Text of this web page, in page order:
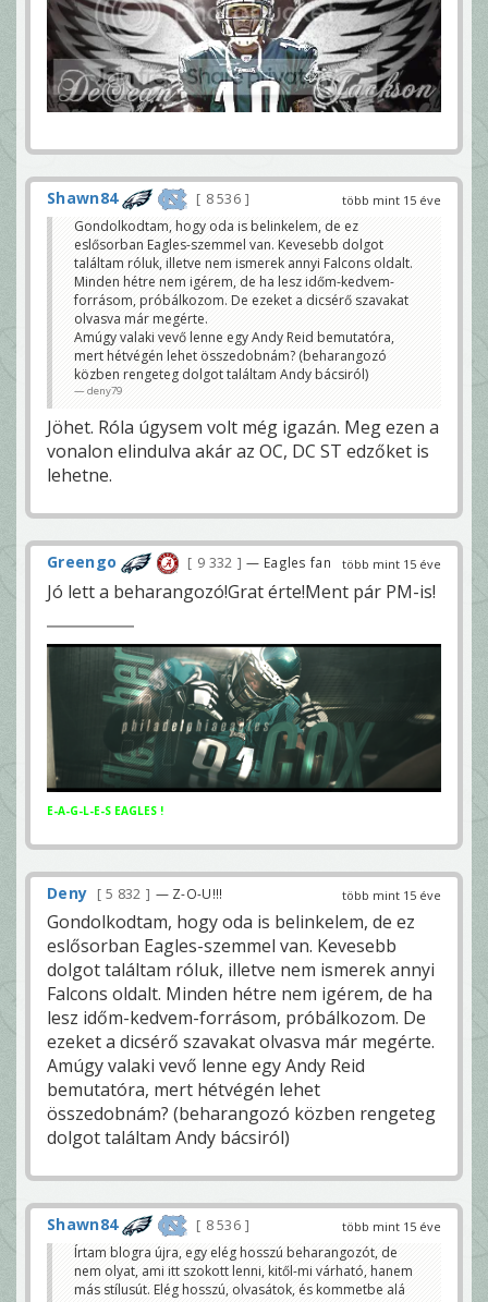
több mint 15 éve
Shawn84
8 536
Gondolkodtam, hogy oda is belinkelem, de ez
eslősorban Eagles-szemmel van. Kevesebb dolgot
találtam róluk, illetve nem ismerek annyi Falcons oldalt.
Minden hétre nem igérem, de ha lesz időm-kedvem-
forrásom, próbálkozom. De ezeket a dicsérő szavakat
olvasva már megérte.
Amúgy valaki vevő lenne egy Andy Reid bemutatóra,
mert hétvégén lehet összedobnám? (beharangozó
közben rengeteg dolgot találtam Andy bácsiról)
deny79
Jöhet. Róla úgysem volt még igazán. Meg ezen a
vonalon elindulva akár az OC, DC ST edzőket is
lehetne.
több mint 15 éve
Greengo 9 332 — Eagles fan
Jó lett a beharangozó!Grat érte!Ment pár PM-is!
E-A-G-L-E-S EAGLES !
több mint 15 éve
Deny 5 832 — Z-O-U!!!
Gondolkodtam, hogy oda is belinkelem, de ez
eslősorban Eagles-szemmel van. Kevesebb
dolgot találtam róluk, illetve nem ismerek annyi
Falcons oldalt. Minden hétre nem igérem, de ha
lesz időm-kedvem-forrásom, próbálkozom. De
ezeket a dicsérő szavakat olvasva már megérte.
Amúgy valaki vevő lenne egy Andy Reid
bemutatóra, mert hétvégén lehet
összedobnám? (beharangozó közben rengeteg
dolgot találtam Andy bácsiról)
több mint 15 éve
Shawn84
8 536
Írtam blogra újra, egy elég hosszú beharangozót, de
nem olyat, ami itt szokott lenni, kitől-mi várható, hanem
más stílusút. Elég hosszú, olvasátok, és kommetbe alá